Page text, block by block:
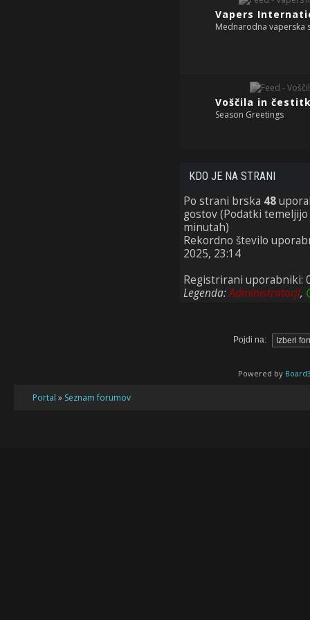
Vapers
Mednarodna vaperska
Voščila in
Season Greetings
KDO JE NA STRANI
Po strani brska 48
gostov (Podatki
minutah)
Rekordno število
2025, 23:14
Registrirani uporabniki:
Legenda:Administratorji,
Pojdi na:
Powered by
Portal » Seznam forumov